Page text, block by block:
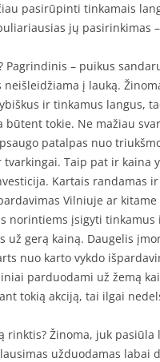
pasirūpinti tinkamais
jų pasirinkimas –
Pagrindinis – puikus
į lauką.
ir tinkamus langus,
būtent tokie. Ne mažiau
patalpas nuo
Taip pat ir kaina
Kartais randamas ir
Vilniuje ar kitame
norintiems įsigyti tinkamus
už gerą kainą. Daugelis
nuo karto vykdo
parduodami už žemą
tokią akciją, tai ilgai
rinktis? Žinoma, juk pasiūla
užduodamas labai